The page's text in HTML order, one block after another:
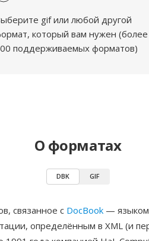
gif или любой другой
который вам нужен (более
поддерживаемых форматов)
О форматах
DBK GIF
связанное с DocBook — языком
определённым в XML (и